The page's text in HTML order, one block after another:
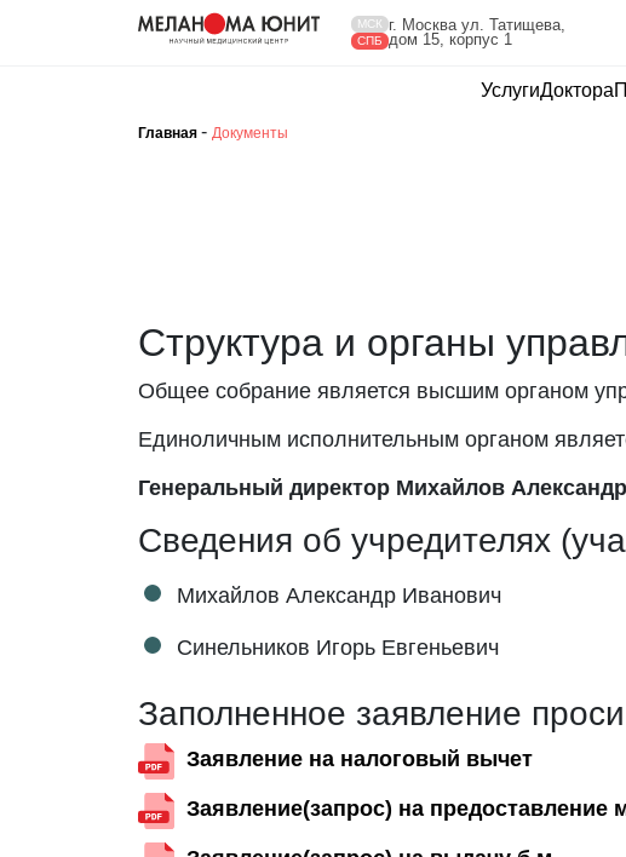
МСК
СПБ
г. Москва ул. Татищева,
дом 15, корпус 1
УслугиДоктора
Главная - Документы
Структура и органы
Общее собрание является высшим органом
Единоличным исполнительным органом
Генеральный директор Михайлов
Сведения об учредителях
Михайлов Александр Иванович
Синельников Игорь Евгеньевич
Заполненное заявление
Заявление на налоговый вычет
Заявление(запрос) на предоставление